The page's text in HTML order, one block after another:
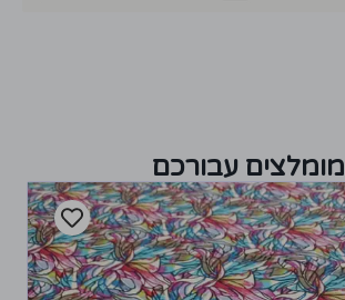
מומלצים עבורכם